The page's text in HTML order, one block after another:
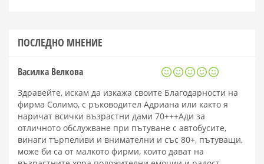
ПОСЛЕДНО МНЕНИЕ
Василка Велкова
Здравейте, искам да изкажа своите Благодарности на
фирма Солимо, с ръководител Адриана или както я
наричат всички възрастни дами 70+++Ади за
отличното обслужване при пътуване с автобусите,
винаги търпеливи и внимателни и със 80+, пътуващи,
може би са от малкото фирми, които дават на